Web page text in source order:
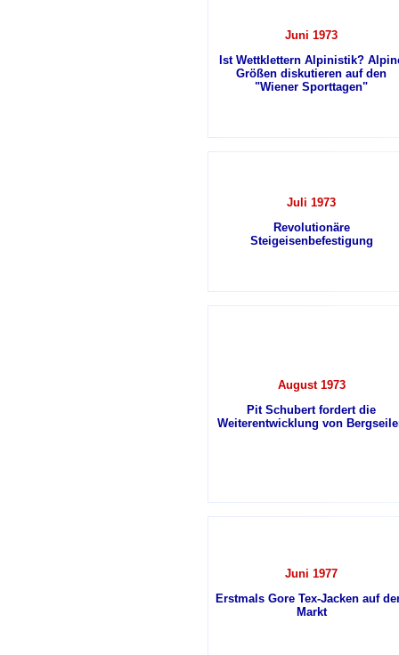
Juni 1973
Ist Wettklettern Alpinistik?
Größen diskutieren auf den
"Wiener Sporttagen"
Juli 1973
Revolutionäre
Steigeisenbefestigung
August 1973
Pit Schubert fordert die
Weiterentwicklung von
Juni 1977
Erstmals Gore Tex-Jacken auf
Markt